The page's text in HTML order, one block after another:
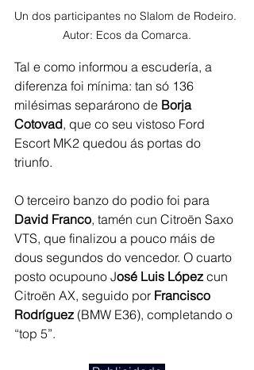
Un dos participantes no Slalom de Rodeiro.
Autor: Ecos da Comarca.
Tal e como informou a escudería, a
diferenza foi mínima: tan só 136
milésimas separárono de Borja
Cotovad, que co seu vistoso Ford
Escort MK2 quedou ás portas do
triunfo.
O terceiro banzo do podio foi para
David Franco, tamén cun Citroën Saxo
VTS, que finalizou a pouco máis de
dous segundos do vencedor. O cuarto
posto ocupouno José Luis López cun
Citroën AX, seguido por Francisco
Rodríguez (BMW E36), completando o
“top 5”.